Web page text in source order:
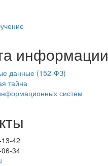
информации
данные (152-ФЗ)
тайна
систем
42
34